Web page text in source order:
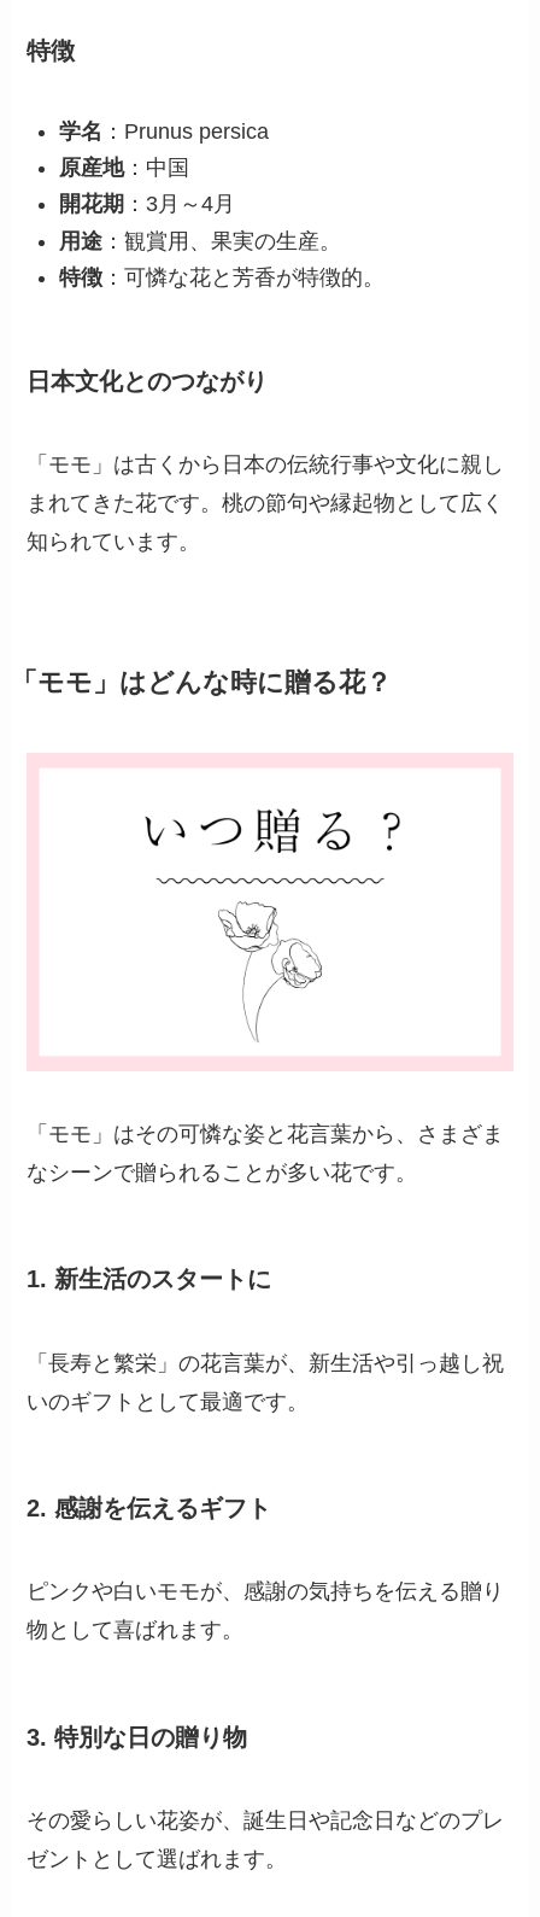
特徴
学名 ：Prunus persica
原産地：中国
開花期 ：3月～4月
用途 ：観賞用、果実の生産。
特徴 ：可憐な花と芳香が特徴的。
日本文化とのつながり
「モモ」は古くから日本の伝統行事や文化に親し
まれてきた花です。桃の節句や縁起物として広く
知られています。
「モモ」はどんな時に贈る花？
「モモ」はその可憐な姿と花言葉から、さまざま
なシーンで贈られることが多い花です。
1.新生活のスタートに
「長寿と繁栄」の花言葉が、新生活や引っ越し祝
いのギフトとして最適です。
2.感謝を伝えるギフト
ピンクや白いモモが、感謝の気持ちを伝える贈り
物として喜ばれます。
3.特別な日の贈り物
その愛らしい花姿が、誕生日や記念日などのプレ
ゼントとして選ばれます。